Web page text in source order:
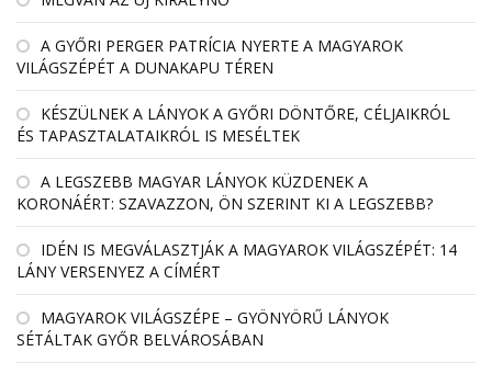
A GYŐRI PERGER PATRÍCIA NYERTE A MAGYAROK
VILÁGSZÉPÉT A DUNAKAPU TÉREN
KÉSZÜLNEK A LÁNYOK A GYŐRI DÖNTŐRE, CÉLJAIKRÓL
ÉS TAPASZTALATAIKRÓL IS MESÉLTEK
A LEGSZEBB MAGYAR LÁNYOK KÜZDENEK A
KORONÁÉRT: SZAVAZZON, ÖN SZERINT KI A LEGSZEBB?
IDÉN IS MEGVÁLASZTJÁK A MAGYAROK VILÁGSZÉPÉT: 14
LÁNY VERSENYEZ A CÍMÉRT
MAGYAROK VILÁGSZÉPE – GYÖNYÖRŰ LÁNYOK
SÉTÁLTAK GYŐR BELVÁROSÁBAN